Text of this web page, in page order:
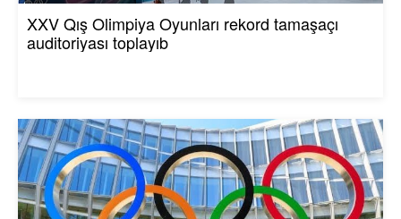
XXV Qış Olimpiya Oyunları rekord tamaşaçı
auditoriyası toplayıb